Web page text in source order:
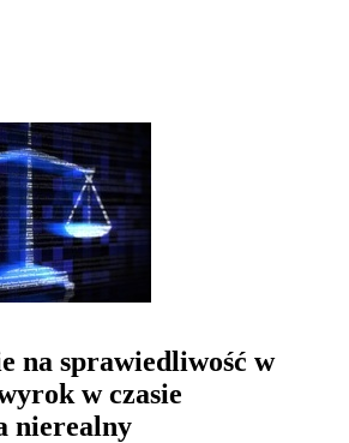
na sprawiedliwość w
w czasie
nierealny